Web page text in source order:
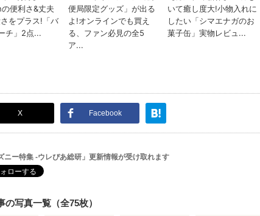
X Facebook
ニー特集 -ウレぴあ総研」更新情報が受け取れます
の写真一覧（全75枚）